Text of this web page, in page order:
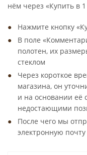
нём через «Купить в 1
Нажмите кнопку
В поле
полотен, их
стеклом
Через короткое
магазина, он
и на основании её
недостающими
После чего мы
электронную